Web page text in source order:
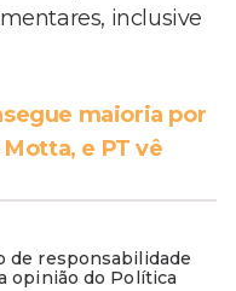
inclusive
maioria por
e PT vê
de responsabilidade
opinião do Política